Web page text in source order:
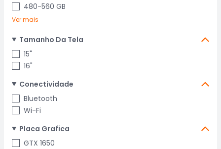
480-560 GB
Ver mais
Tamanho Da Tela
15"
16"
Conectividade
Bluetooth
Wi-Fi
Placa Grafica
GTX 1650